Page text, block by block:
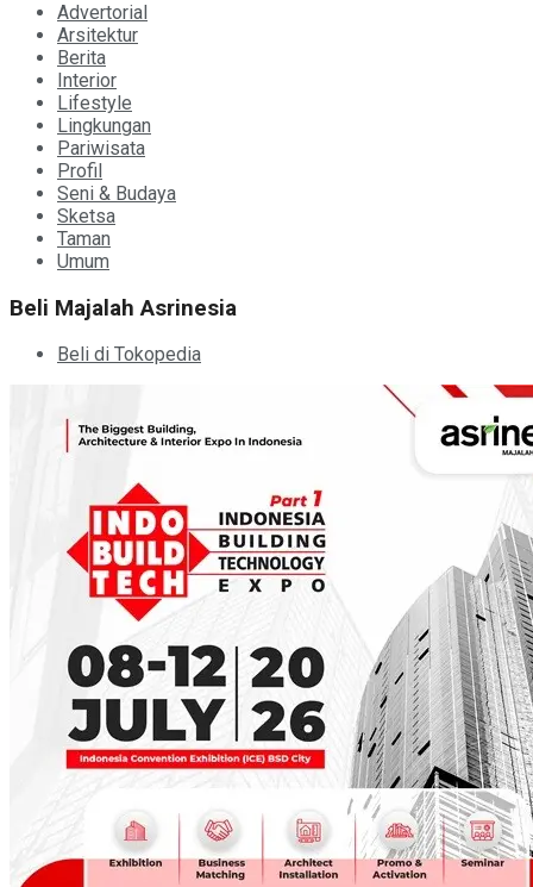
Advertorial
Arsitektur
Berita
Interior
Lifestyle
Lingkungan
Pariwisata
Profil
Seni & Budaya
Sketsa
Taman
Umum
Beli Majalah Asrinesia
Beli di Tokopedia